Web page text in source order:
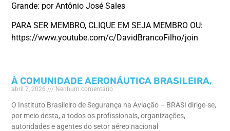
Grande: por Antônio José Sales
PARA SER MEMBRO, CLIQUE EM SEJA MEMBRO OU:
https://www.youtube.com/c/DavidBrancoFilho/join
À COMUNIDADE AERONÁUTICA BRASILEIRA,
abril 7, 2026 Nenhum comentário
O Instituto Brasileiro de Segurança na Aviação – BRASI dirige-se,
por meio desta, a todos os profissionais, organizações,
autoridades e agentes do setor aéreo nacional